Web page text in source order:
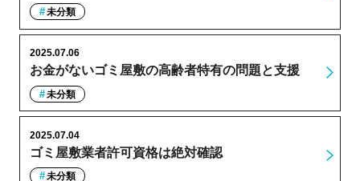
未分類
お金がないゴミ屋敷の高齢者特有の問題と支援
2025.07.06
未分類
ゴミ屋敷業者許可資格は絶対確認
2025.07.04
未分類